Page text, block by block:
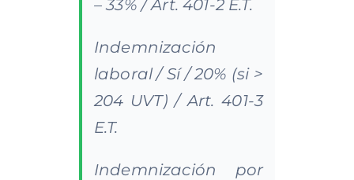
– 33% / Art. 401-2 E.T.
Indemnización
laboral / Sí / 20% (si >
204 UVT) / Art. 401-3
E.T.
Indemnización por